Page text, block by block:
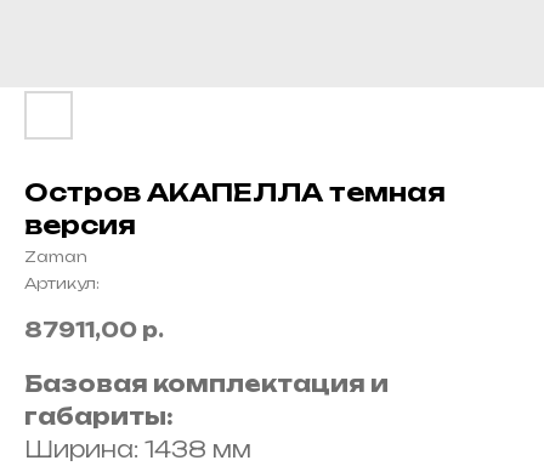
Остров АКАПЕЛЛА темная
версия
Zaman
Артикул:
87911,00 р.
Базовая комплектация и
габариты:
Ширина: 1438 мм